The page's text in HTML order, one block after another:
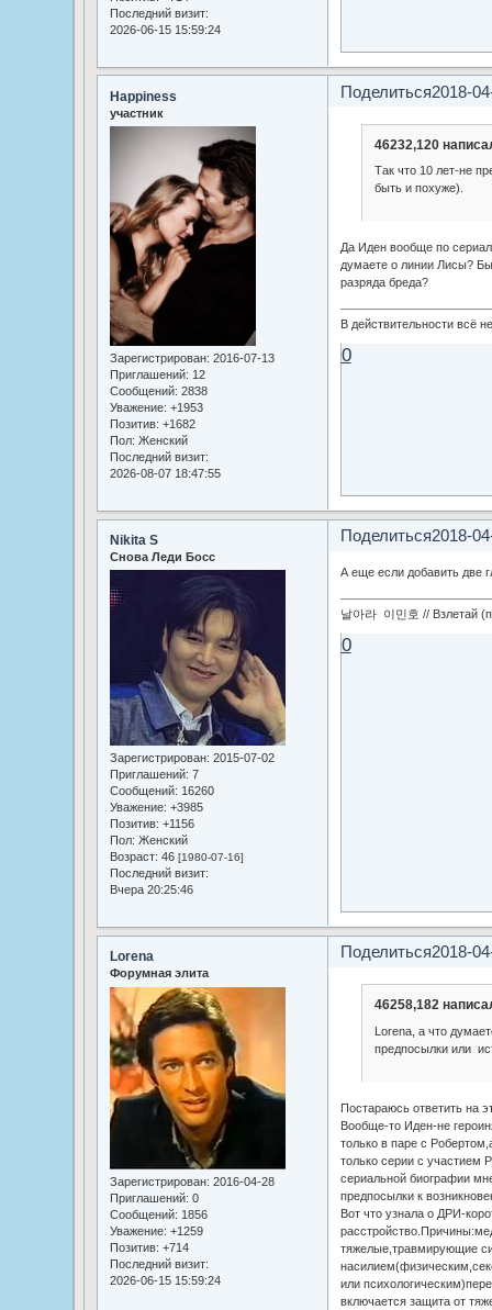
Последний визит:
2026-06-15 15:59:24
Поделиться2018-
Happiness
участник
Зарегистрирован: 2016-07-13
Приглашений: 12
Сообщений: 2838
Уважение: +1953
Позитив: +1682
Пол: Женский
Последний визит:
2026-08-07 18:47:55
46232,120
Так что 10 лет-не
быть и похуже).
Да Иден вообще по
думаете о линии Лисы?
разряда бреда?
В действительности всё
0
Поделиться2018-
Nikita S
Снова Леди Босс
Зарегистрирован: 2015-07-02
Приглашений: 7
Сообщений: 16260
Уважение: +3985
Позитив: +1156
Пол: Женский
Возраст: 46 [1980-07-16]
Последний визит:
Вчера 20:25:46
А еще если добавить две
날아라 이민호 // Взлетай
0
Поделиться2018-
Lorena
Форумная элита
Зарегистрирован: 2016-04-28
Приглашений: 0
Сообщений: 1856
Уважение: +1259
Позитив: +714
Последний визит:
2026-06-15 15:59:24
46258,182
Lorenа, а что
предпосылки или
Постараюсь ответить на
Вообще-то Иден-не
только в паре с
только серии с участием
сериальной биографии
предпосылки к
Вот что узнала о ДРИ-
тяжелые,травмирующие
или
включается защита от